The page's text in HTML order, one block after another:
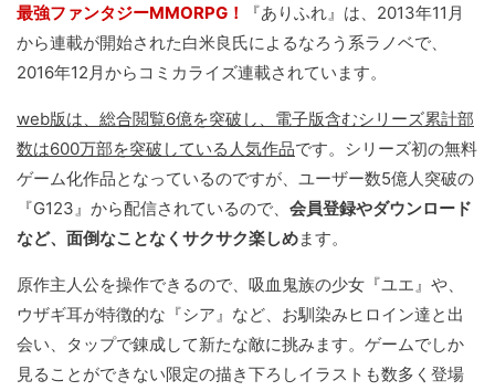
最強ファンタジーMMORPG！
『ありふれ』は、2013年11月
から連載が開始された白米良氏によるなろう系ラノベで、
2016年12月からコミカライズ連載されています。
web版は、総合閲覧6億を突破し、電子版含むシリーズ累計部
数は600万部を突破している人気作品です。シリーズ初の無料
ゲーム化作品となっているのですが、ユーザー数5億人突破の
『G123』から配信されているので、 会員登録やダウンロード
など、面倒なことなくサクサク楽しめます。
原作主人公を操作できるので、吸血鬼族の少女『ユエ』や、
ウザギ耳が特徴的な『シア』など、お馴染みヒロイン達と出
会い、タップで錬成して新たな敵に挑みます。ゲームでしか
見ることができない限定の描き下ろしイラストも数多く登場